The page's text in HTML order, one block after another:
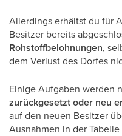
Allerdings erhältst du für
Besitzer bereits
Rohstoffbelohnungen,
dem Verlust des Dorfes
Einige Aufgaben werden
zurückgesetzt oder neu
auf den neuen Besitzer
Ausnahmen in der